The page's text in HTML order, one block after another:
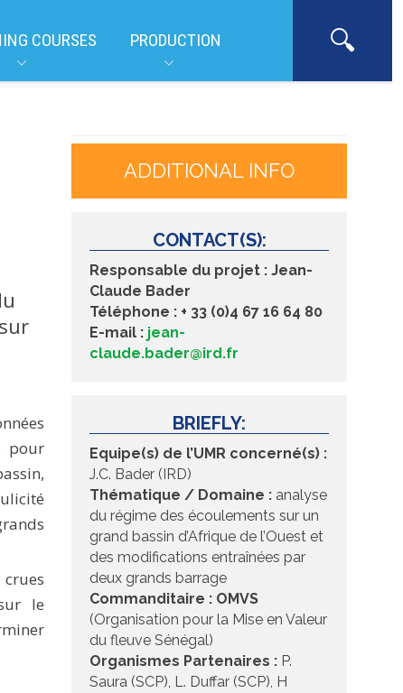
COURSES PRODUCTION
pour
le
ADDITIONAL INFO
CONTACT(S):
Responsable du projet : Jean-
Claude Bader
Téléphone : + 33 (0)4 67 16 64 80
E-mail : jean-
claude.bader@ird.fr
BRIEFLY:
Equipe(s) de l’UMR concerné(s) :
J.C. Bader (IRD)
Thématique / Domaine : analyse
du régime des écoulements sur un
grand bassin d’Afrique de l’Ouest et
des modifications entraînées par
deux grands barrage
Commanditaire : OMVS
(Organisation pour la Mise en Valeur
du fleuve Sénégal)
Organismes Partenaires : P.
Saura (SCP), L. Duffar (SCP), H